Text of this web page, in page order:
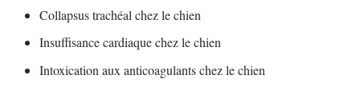
Collapsus trachéal chez le chien
Insuffisance cardiaque chez le chien
Intoxication aux anticoagulants chez le chien